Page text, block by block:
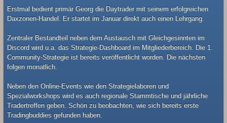
Erstmal bedient primär Georg die Daytrader mit seinem erfolgreichen
Daxzonen-Handel. Er startet im Januar direkt auch einen Lehrgang.
Zentraler Bestandteil neben dem Austausch mit Gleichgesinnten im
Discord wird u.a. das Strategie-Dashboard im Mitgliederbereich. Die 1.
Community-Strategie ist bereits veröffentlicht worden. Die nächsten
folgen monatlich.
Neben den Online-Events wie den Strategielaboren und
Spezialworkshops wird es auch regionale Stammtische und jährliche
Tradertreffen geben. Schön zu beobachten, wie sich bereits erste
Tradingbuddies gefunden haben.